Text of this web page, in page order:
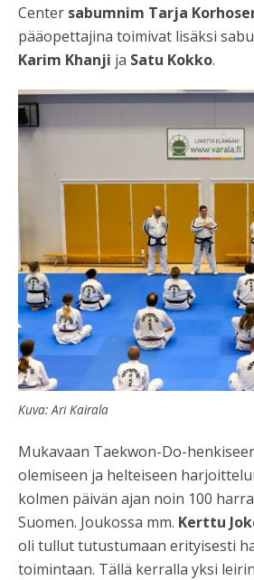
Center sabumnim Tarja
pääopettajina toimivat lisäksi
Karim Khanji ja Satu Kokko.
Kuva: Ari Kairala
Mukavaan Taekwon-Do-
olemiseen ja helteiseen
kolmen päivän ajan noin 100
Suomen. Joukossa mm. Kerttu
oli tullut tutustumaan erityisesti
toimintaan. Tällä kerralla yksi